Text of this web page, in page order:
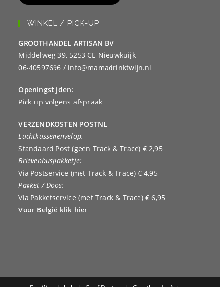
WINKEL / PICK-UP
GROOTHANDEL ARTISAN BV
Middelweg 39, 5253 CE Nieuwkuijk
06-40597696 / info@mamadrinktwijn.nl
Openingstijden:
Pick-up volgens afspraak
VERZENDKOSTEN POSTNL
Luchtkussenenvelop:
Standaard Post (geen Track & Trace) € 2,95
Brievenbuspakketje:
Via Postservice (met Track & Trace) € 4,95
Pakket / Doos:
Via Pakketservice (met Track & Trace) € 6,95
Voor België klik hier